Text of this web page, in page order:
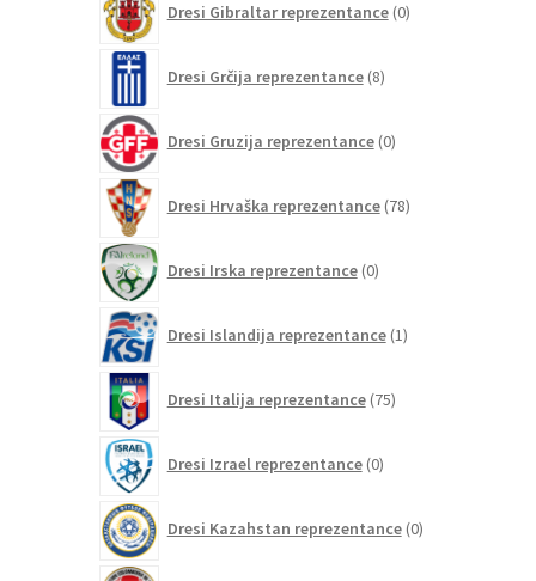
Dresi Gibraltar reprezentance 0izdelkov
Dresi Grčija reprezentance 8izdelkov
Dresi Gruzija reprezentance 0izdelkov
Dresi Hrvaška reprezentance 78izdelkov
Dresi Irska reprezentance 0izdelkov
Dresi Islandija reprezentance 1izdelek
Dresi Italija reprezentance 75izdelkov
Dresi Izrael reprezentance 0izdelkov
Dresi Kazahstan reprezentance 0izdelkov